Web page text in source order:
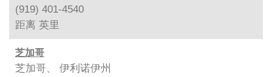
(919) 401-4540
距离 英里
芝加哥
芝加哥、 伊利诺伊州